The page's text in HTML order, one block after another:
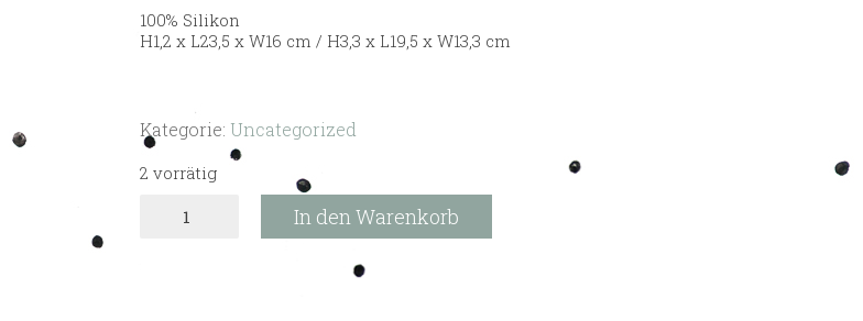
100% Silikon
H1,2 x L23,5 x W16 cm / H3,3 x L19,5 x W13,3 cm
Kategorie: Uncategorized
2 vorrätig
Chloud"
In den Warenkorb